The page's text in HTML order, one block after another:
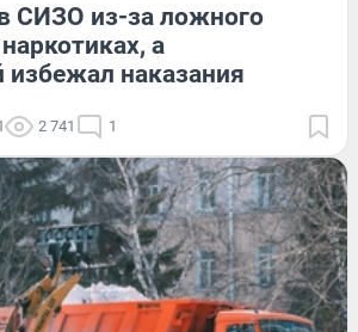
СИЗО из-за ложного
а
избежал наказания
2 741 1